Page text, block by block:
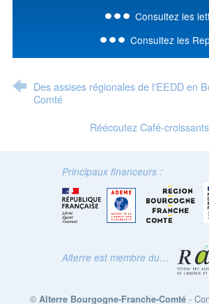
Consultez les
Consultez les
Des assises régionales de l'EEDD en
Comté
Réécoutez Café-
Principaux financeurs :
Alterre est membre du…
© Alterre Bourgogne-Franche-Comté -